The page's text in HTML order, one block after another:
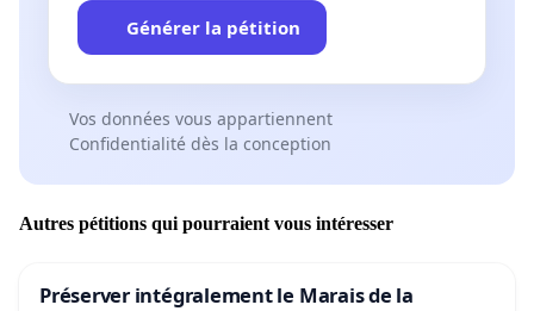
Générer la pétition
Vos données vous appartiennent
Confidentialité dès la conception
Autres pétitions qui pourraient vous intéresser
Préserver intégralement le Marais de la